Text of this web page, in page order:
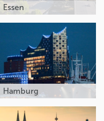
Essen
Hamburg